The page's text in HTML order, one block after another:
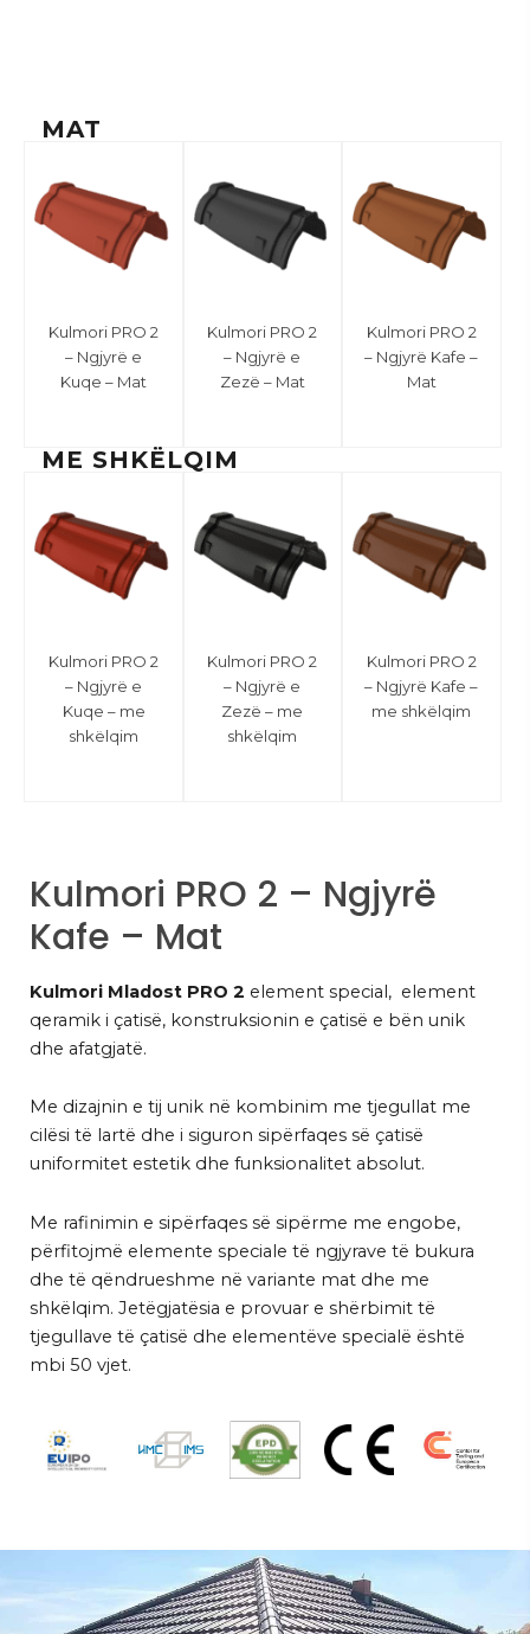
MAT
Kulmori PRO 2
– Ngjyrë e
Kuqe – Mat
Kulmori PRO 2
– Ngjyrë e
Zezë – Mat
Kulmori PRO 2
– Ngjyrë Kafe –
Mat
ME SHKËLQIM
Kulmori PRO 2
– Ngjyrë e
Kuqe – me
shkëlqim
Kulmori PRO 2
– Ngjyrë e
Zezë – me
shkëlqim
Kulmori PRO 2
– Ngjyrë Kafe –
me shkëlqim
Kulmori PRO 2 – Ngjyrë
Kafe – Mat
Kulmori Mladost PRO 2 element special, element
qeramik i çatisë, konstruksionin e çatisë e bën unik
dhe afatgjatë.
Me dizajnin e tij unik në kombinim me tjegullat me
cilësi të lartë dhe i siguron sipërfaqes së çatisë
uniformitet estetik dhe funksionalitet absolut.
Me rafinimin e sipërfaqes së sipërme me engobe,
përfitojmë elemente speciale të ngjyrave të bukura
dhe të qëndrueshme në variante mat dhe me
shkëlqim. Jetëgjatësia e provuar e shërbimit të
tjegullave të çatisë dhe elementëve specialë është
mbi 50 vjet.